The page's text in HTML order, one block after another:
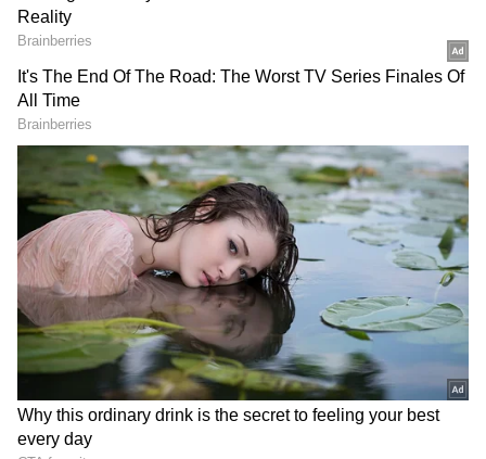
2
Image Credit :X
நான்கு 50MP கேமராக்கள்
இதனுடன், 50MP 3.5x பெரிஸ்கோப்